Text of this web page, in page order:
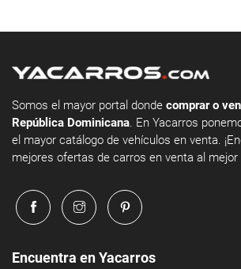
Somos el mayor portal donde comprar o
República Dominicana. En Yacarros
el mayor catálogo de vehículos en venta.
mejores ofertas de carros en venta al mejor
Encuentra en Yacarros